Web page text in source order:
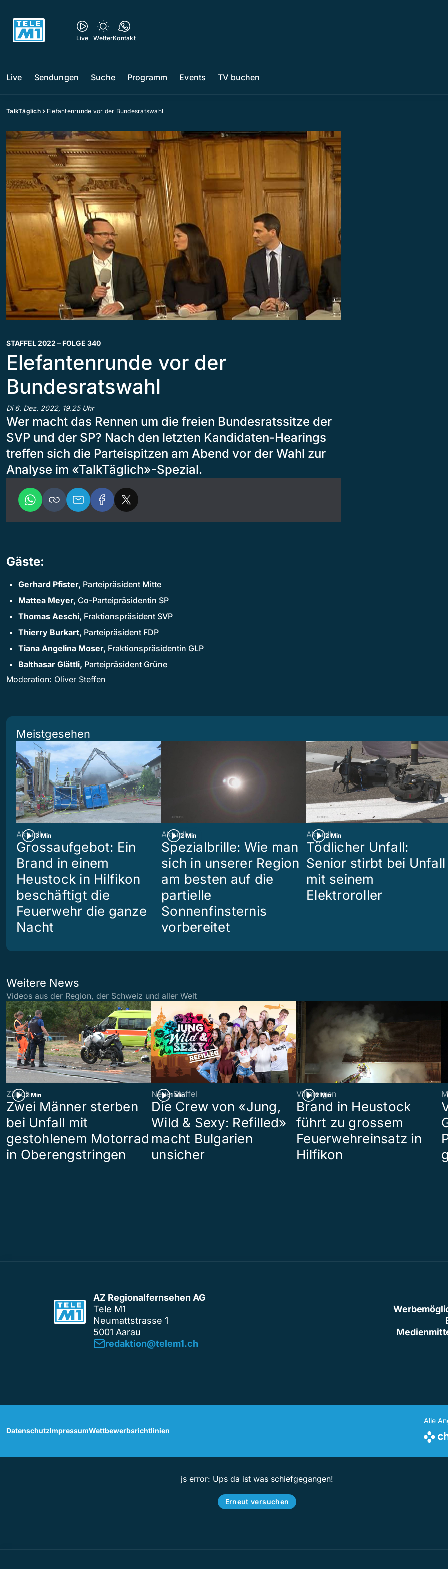
Live WetterKontakt
Live Sendungen Suche Programm Events TV buchen
TalkTäglich Elefantenrunde vor der Bundesratswahl
STAFFEL 2022 – FOLGE 340
Elefantenrunde vor der
Bundesratswahl
Di 6. Dez. 2022, 19.25 Uhr
Wer macht das Rennen um die freien Bundesratssitze der
SVP und der SP? Nach den letzten Kandidaten-Hearings
treffen sich die Parteispitzen am Abend vor der Wahl zur
Analyse im «TalkTäglich»-Spezial.
Gäste:
Gerhard Pfister, Parteipräsident Mitte
Mattea Meyer, Co-Parteipräsidentin SP
Thomas Aeschi, Fraktionspräsident SVP
Thierry Burkart, Parteipräsident FDP
Tiana Angelina Moser, Fraktionspräsidentin GLP
Balthasar Glättli, Parteipräsident Grüne
Moderation: Oliver Steffen
Meistgesehen
3 Min
Aktuell
Grossaufgebot: Ein
Brand in einem
Heustock in Hilfikon
beschäftigt die
Feuerwehr die ganze
Nacht
2 Min
Aktuell
Spezialbrille: Wie man
sich in unserer Region
am besten auf die
partielle
Sonnenfinsternis
vorbereitet
2 Min
Aktuell
Tödlicher Unfall:
Senior stirbt bei Unfall
mit seinem
Elektroroller
Weitere News
Videos aus der Region, der Schweiz und aller Welt
2 Min
Zürich
Zwei Männer sterben
bei Unfall mit
gestohlenem Motorrad
in Oberengstringen
1 Min
Neue Staffel
Die Crew von «Jung,
Wild & Sexy: Refilled»
macht Bulgarien
unsicher
2 Min
Villmergen
Brand in Heustock
führt zu grossem
Feuerwehreinsatz in
Hilfikon
AZ Regionalfernsehen AG
Tele M1
Neumattstrasse 1
5001 Aarau
redaktion@telem1.ch
DatenschutzImpressumWettbewerbsrichtlinien
Alle
js error: Ups da ist was schiefgegangen!
Erneut versuchen